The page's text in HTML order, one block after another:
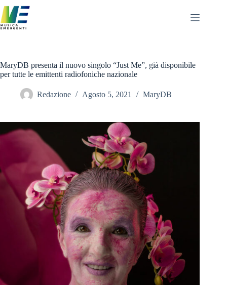
al
contenuto
MaryDB presenta il nuovo singolo “Just Me”, già disponibile
per tutte le emittenti radiofoniche nazionale
Redazione Agosto 5, 2021 MaryDB